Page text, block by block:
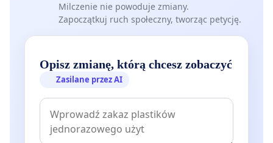
Milczenie nie powoduje zmiany.
Zapoczątkuj ruch społeczny, tworząc petycję.
Opisz zmianę, którą chcesz zobaczyć
Zasilane przez AI